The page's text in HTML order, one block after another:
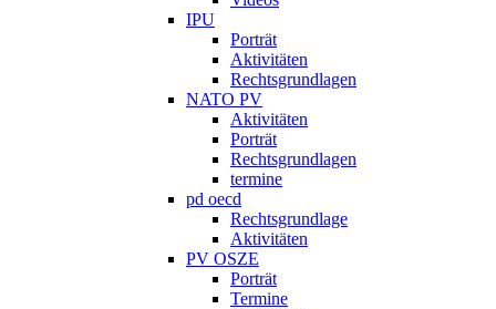
IPU
Porträt
Aktivitäten
Rechtsgrundlagen
NATO PV
Aktivitäten
Porträt
Rechtsgrundlagen
termine
pd oecd
Rechtsgrundlage
Aktivitäten
PV OSZE
Porträt
Termine